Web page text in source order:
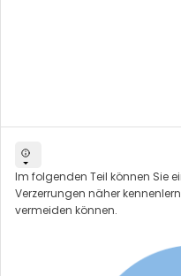
Im folgenden Teil können Sie
Verzerrungen näher
vermeiden können.